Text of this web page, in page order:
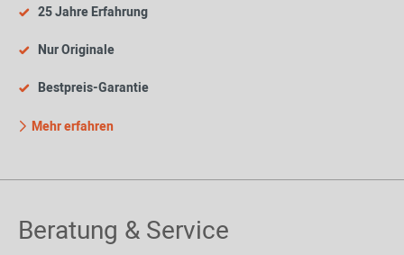
25 Jahre Erfahrung
Nur Originale
Bestpreis-Garantie
Mehr erfahren
Beratung & Service